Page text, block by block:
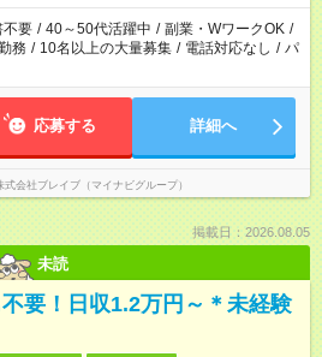
不要 / 40～50代活躍中 / 副業・WワークOK /
務 / 10名以上の大量募集 / 電話対応なし / パ
応募する 詳細へ
式会社ブレイブ（マイナビグループ）
掲載日：2026.08.05
未読
要！日収1.2万円～＊未経験